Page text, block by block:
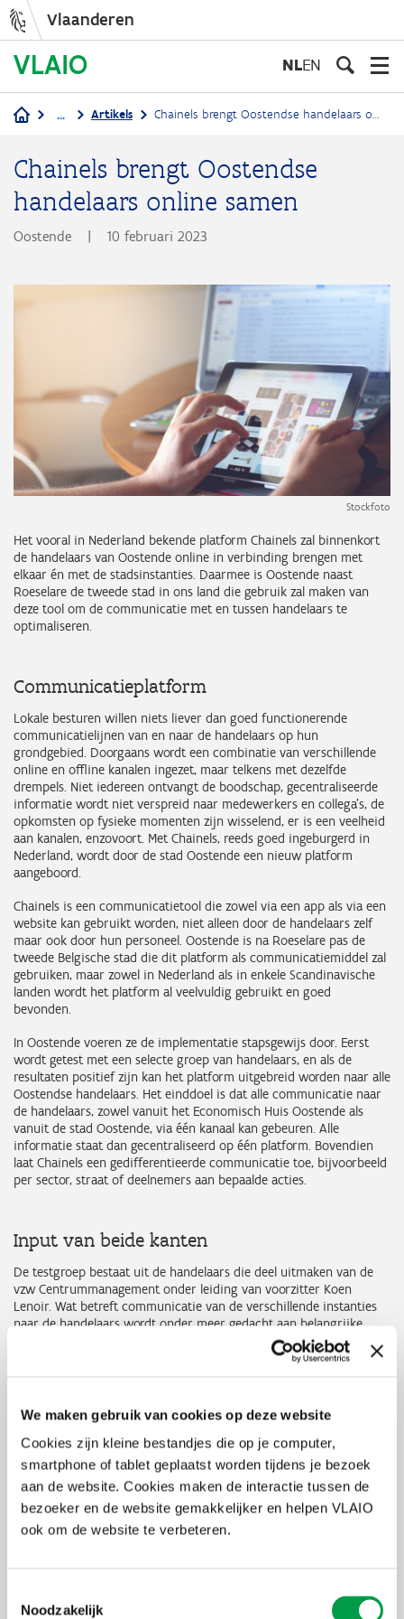
We maken gebruik van cookies op deze website
Cookies zijn kleine bestandjes die op je computer,
smartphone of tablet geplaatst worden tijdens je bezoek
aan de website. Cookies maken de interactie tussen de
bezoeker en de website gemakkelijker en helpen VLAIO
ook om de website te verbeteren.
Noodzakelijk
inhoud
Vlaanderen
NLEN
... Artikels Chainels brengt Oostendse handelaars online samen
Chainels brengt Oostendse
handelaars online samen
Oostende | 10 februari 2023
Stockfoto
Het vooral in Nederland bekende platform Chainels zal binnenkort
de handelaars van Oostende online in verbinding brengen met
elkaar én met de stadsinstanties. Daarmee is Oostende naast
Roeselare de tweede stad in ons land die gebruik zal maken van
deze tool om de communicatie met en tussen handelaars te
optimaliseren.
Communicatieplatform
Lokale besturen willen niets liever dan goed functionerende
communicatielijnen van en naar de handelaars op hun
grondgebied. Doorgaans wordt een combinatie van verschillende
online en offline kanalen ingezet, maar telkens met dezelfde
drempels. Niet iedereen ontvangt de boodschap, gecentraliseerde
informatie wordt niet verspreid naar medewerkers en collega’s, de
opkomsten op fysieke momenten zijn wisselend, er is een veelheid
aan kanalen, enzovoort. Met Chainels, reeds goed ingeburgerd in
Nederland, wordt door de stad Oostende een nieuw platform
aangeboord.
Chainels is een communicatietool die zowel via een app als via een
website kan gebruikt worden, niet alleen door de handelaars zelf
maar ook door hun personeel. Oostende is na Roeselare pas de
tweede Belgische stad die dit platform als communicatiemiddel zal
gebruiken, maar zowel in Nederland als in enkele Scandinavische
landen wordt het platform al veelvuldig gebruikt en goed
bevonden.
In Oostende voeren ze de implementatie stapsgewijs door. Eerst
wordt getest met een selecte groep van handelaars, en als de
resultaten positief zijn kan het platform uitgebreid worden naar alle
Oostendse handelaars. Het einddoel is dat alle communicatie naar
de handelaars, zowel vanuit het Economisch Huis Oostende als
vanuit de stad Oostende, via één kanaal kan gebeuren. Alle
informatie staat dan gecentraliseerd op één platform. Bovendien
laat Chainels een gedifferentieerde communicatie toe, bijvoorbeeld
per sector, straat of deelnemers aan bepaalde acties.
Input van beide kanten
De testgroep bestaat uit de handelaars die deel uitmaken van de
vzw Centrummanagement onder leiding van voorzitter Koen
Lenoir. Wat betreft communicatie van de verschillende instanties
naar de handelaars wordt onder meer gedacht aan belangrijke
informatie over straatwerken, aankomende acties, vergunningen,
enzovoort. Omgekeerd kunnen de Oostendse handelaars ook input
tussen de handelaars onderling zal overigens gecommuniceerd
kunnen worden via het ondernemersforum op het platform.
Bronnen
Chainels
Krant vanWest-Vlaanderen
HLN
Delen: Facebook WhatsApp
Share